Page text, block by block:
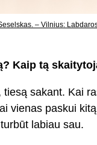
– Vilnius:
Kaip tą
sakant. Kai
vienas paskui
labiau sau.